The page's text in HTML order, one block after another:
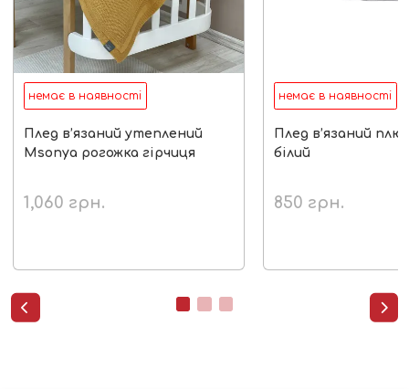
немає в наявності
Плед в’язаний утеплений
Msonya рогожка гірчиця
1,060 грн.
немає в наявності
Плед в’язаний
білий
850 грн.
 